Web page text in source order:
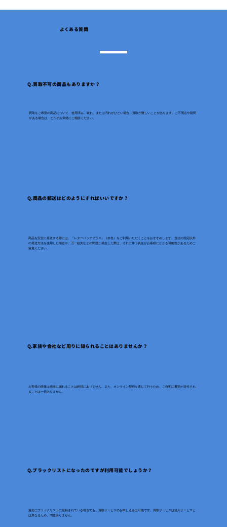
​よくある質問
Q.買取不可の商品もありますか？
買取をご希望の商品について、使用済み、破れ、または汚れがひどい場合、買取が難しいことがあります。ご不明点や疑問
がある場合は、どうぞお気軽にご相談ください。
Q.商品の郵送はどのようにすればいいですか？
商品を安全に発送する際には、『レターパックプラス』（赤色）をご利用いただくことをおすすめします。当社の指定以外
の発送方法を使用した場合や、万一紛失などの問題が発生した際は、それに伴う責任がお客様にかかる可能性があるためご
留意ください。
Q.家族や会社など周りに知られることはありませんか？
お客様の情報は他者に漏れることは絶対にありません。また、オンライン契約を通じて行うため、ご自宅に書類が送付され
ることは一切ありません。
Q.ブラックリストになったのですが利用可能でしょうか？
過去にブラックリストに登録されている場合でも、買取サービスのお申し込みは可能です。買取サービスは借入サービスと
は異なるため、問題ありません。